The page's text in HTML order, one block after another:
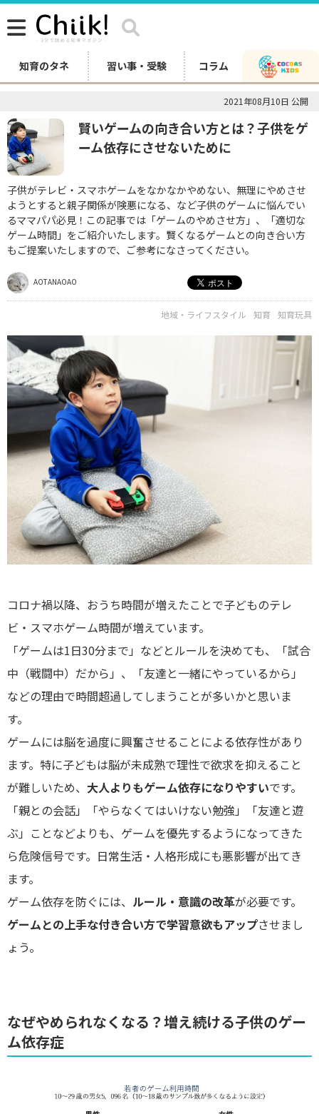
知育のタネ 習い事・受験 コラム
2021年08月10日 公開
賢いゲームの向き合い方とは？子供をゲ
ーム依存にさせないために
子供がテレビ・スマホゲームをなかなかやめない、無理にやめさせ
ようとすると親子関係が険悪になる、など子供のゲームに悩んでい
るママパパ必見！この記事では「ゲームのやめさせ方」、「適切な
ゲーム時間」をご紹介いたします。賢くなるゲームとの向き合い方
もご提案いたしますので、ご参考になさってください。
AOTANAOAO
地域・ライフスタイル 知育 知育玩具
コロナ禍以降、おうち時間が増えたことで子どものテレ
ビ・スマホゲーム時間が増えています。
「ゲームは1日30分まで」などとルールを決めても、「試合
中（戦闘中）だから」、「友達と一緒にやっているから」
などの理由で時間超過してしまうことが多いかと思いま
す。
ゲームには脳を過度に興奮させることによる依存性があり
ます。特に子どもは脳が未成熟で理性で欲求を抑えること
が難しいため、 大人よりもゲーム依存になりやすいです。
「親との会話」「やらなくてはいけない勉強」「友達と遊
ぶ」ことなどよりも、ゲームを優先するようになってきた
ら危険信号です。日常生活・人格形成にも悪影響が出てき
ます。
ゲーム依存を防ぐには、 ルール・意識の改革が必要です。
ゲームとの上手な付き合い方で学習意欲もアップさせまし
ょう。
なぜやめられなくなる？増え続ける子供のゲー
ム依存症